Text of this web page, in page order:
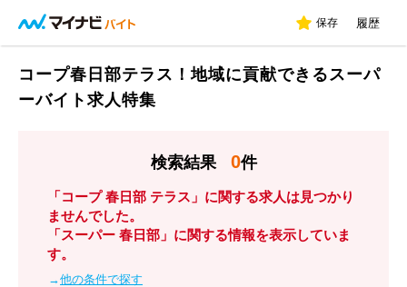
保存 履歴
コープ春日部テラス！地域に貢献できるスーパ
ーバイト求人特集
検索結果 0件
「コープ 春日部 テラス」に関する求人は見つかり
ませんでした。
「スーパー 春日部」に関する情報を表示していま
す。
→他の条件で探す